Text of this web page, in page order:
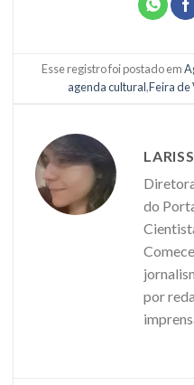
Esse registro foi postado em
agenda cultural,Feira de
do
por